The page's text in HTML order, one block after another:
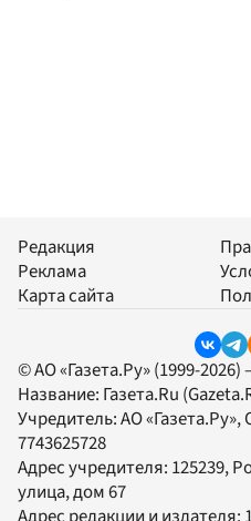
Редакция
Реклама
Карта сайта
© АО «Газета.Ру» (1999-
Название: Газета.Ru
Учредитель:АО «Газета.Ру»,
7743625728
Адрес учредителя: 125239,
улица, дом 67